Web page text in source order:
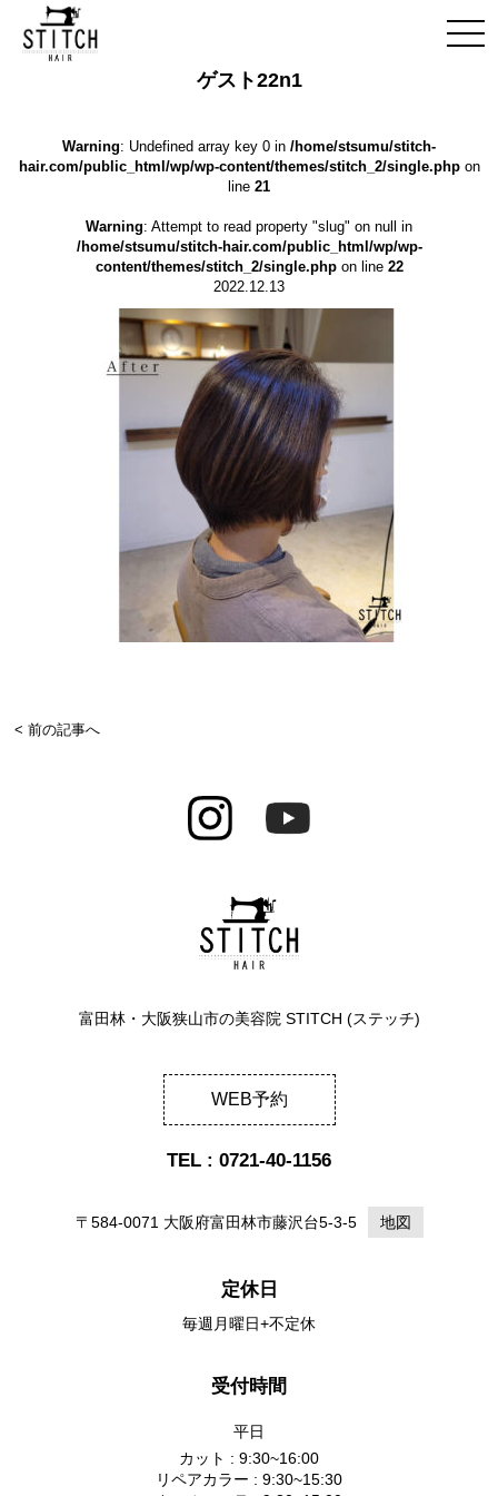
ゲスト22n1
Warning: Undefined array key 0 in /home/stsumu/stitch-
hair.com/public_html/wp/wp-content/themes/stitch_2/single.phpon
line 21
Warning: Attempt to read property "slug" on null in
/home/stsumu/stitch-hair.com/public_html/wp/wp-
content/themes/stitch_2/single.phpon line 22
2022.12.13
< 前の記事へ
富田林・大阪狭山市の美容院 STITCH (ステッチ)
WEB予約
TEL : 0721-40-1156
〒584-0071 大阪府富田林市藤沢台5-3-5 地図
定休日
毎週月曜日+不定休
受付時間
平日
カット : 9:30~16:00
リペアカラー : 9:30~15:30